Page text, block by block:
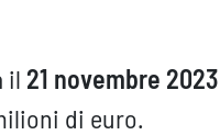
il 21 novembre 2023
di euro.